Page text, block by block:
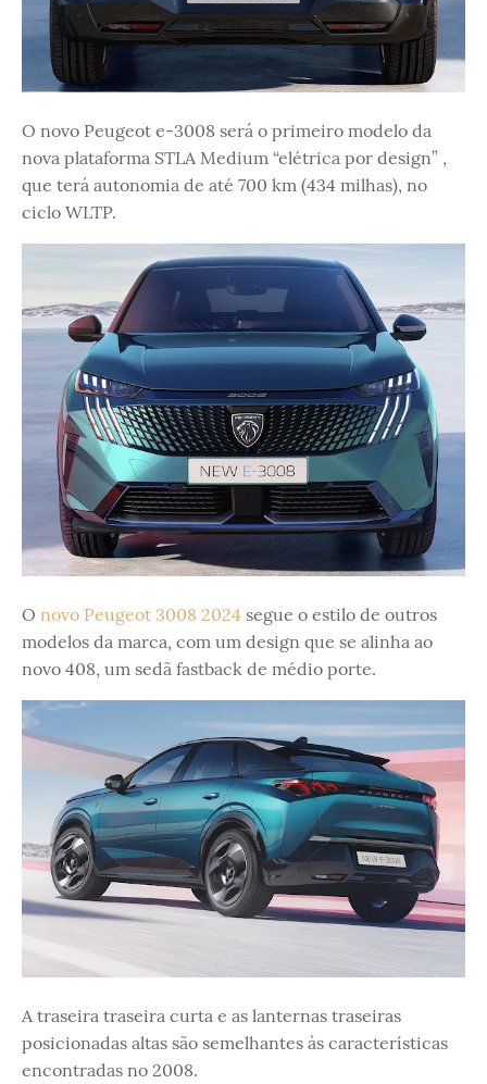
O novo Peugeot e-3008 será o primeiro modelo da
nova plataforma STLA Medium “elétrica por design” ,
que terá autonomia de até 700 km (434 milhas), no
ciclo WLTP.
O novo Peugeot 3008 2024 segue o estilo de outros
modelos da marca, com um design que se alinha ao
novo 408, um sedã fastback de médio porte.
A traseira traseira curta e as lanternas traseiras
posicionadas altas são semelhantes às características
encontradas no 2008.